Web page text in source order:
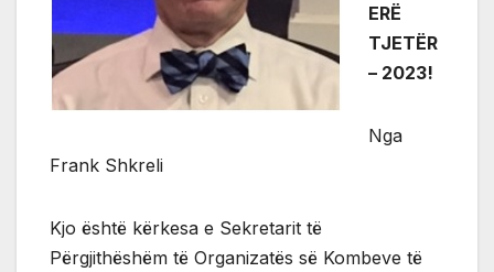
ERË
TJETËR
– 2023!
Nga
Frank Shkreli
Kjo është kërkesa e Sekretarit të
Përgjithëshëm të Organizatës së Kombeve të